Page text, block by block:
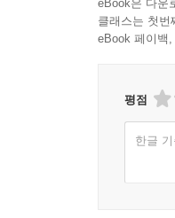
eBook은 다운
클래스는 첫
eBook 페이백
평점
한글